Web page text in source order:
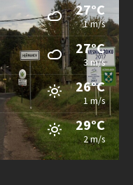
27°C
1 m/s
27°C
3 m/s
26°C
1 m/s
29°C
2 m/s